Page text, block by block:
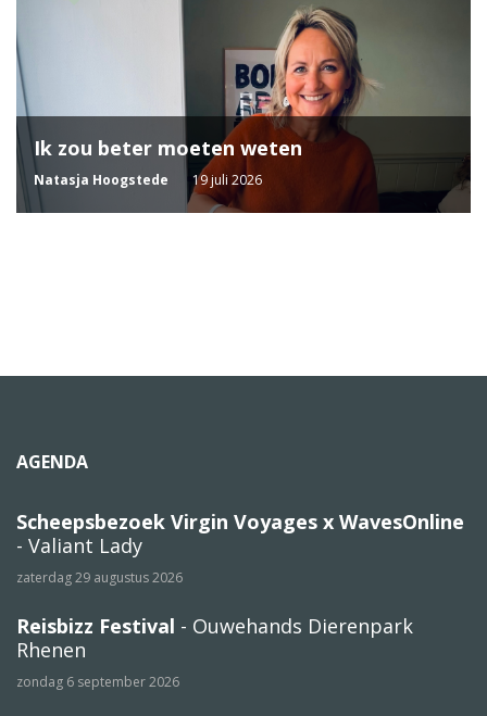
Ik zou beter moeten weten
Natasja Hoogstede 19 juli 2026
AGENDA
Scheepsbezoek Virgin Voyages x WavesOnline
- Valiant Lady
zaterdag 29 augustus 2026
Reisbizz Festival - Ouwehands Dierenpark
Rhenen
zondag 6 september 2026